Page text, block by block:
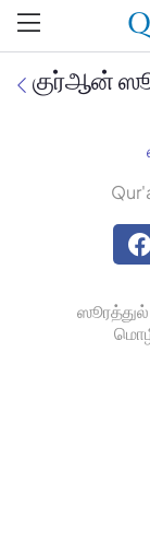
Jan Trust
Mufti Omar
குர்ஆன்